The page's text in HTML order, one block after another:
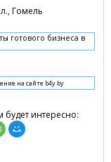
Гомель
готового бизнеса в
на сайте b4y.by
интересно: